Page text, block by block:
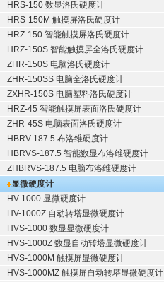
HRS-150 数显洛氏硬度计
HRS-150M 触摸屏洛氏硬度计
HRZ-150 智能触摸屏洛氏硬度计
HRZ-150S 智能触摸屏全洛氏硬度计
ZHR-150S 电脑洛氏硬度计
ZHR-150SS 电脑全洛氏硬度计
ZXHR-150S 电脑塑料洛氏硬度计
HRZ-45 智能触摸屏表面洛氏硬度计
ZHR-45S 电脑表面洛氏硬度计
HBRV-187.5 布洛维硬度计
HBRVS-187.5 智能数显布洛维硬度计
ZHBRVS-187.5 电脑布洛维硬度计
显微硬度计
HV-1000 显微硬度计
HV-1000Z 自动转塔显微硬度计
HVS-1000 数显显微硬度计
HVS-1000Z 数显自动转塔显微硬度计
HVS-1000M 触摸屏显微硬度计
HVS-1000MZ 触摸屏自动转塔显微硬度计